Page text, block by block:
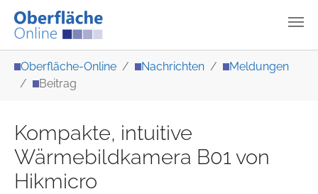
Oberfläche-Online Nachrichten
Meldungen
Beitrag
Kompakte, intuitive
Wärmebildkamera B01 von
Hikmicro